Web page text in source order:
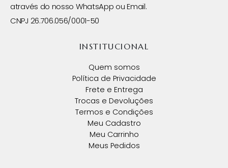
através do nosso WhatsApp ou Email.
CNPJ 26.706.056/0001-50
INSTITUCIONAL
Quem somos
Política de Privacidade
Frete e Entrega
Trocas e Devoluções
Termos e Condições
Meu Cadastro
Meu Carrinho
Meus Pedidos